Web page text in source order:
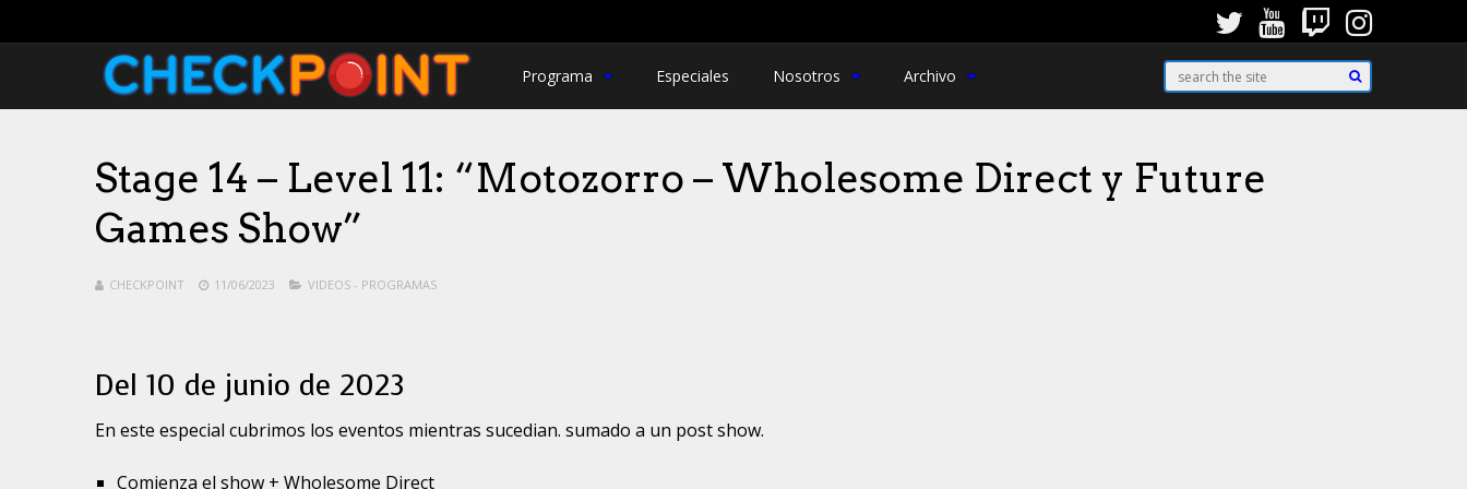
Programa Especiales Nosotros Archivo
Stage 14 – Level 11: “Motozorro – Wholesome Direct y Future
Games Show”
CHECKPOINT 11/06/2023 VIDEOS - PROGRAMAS
Del 10 de junio de 2023
En este especial cubrimos los eventos mientras sucedian. sumado a un post show.
Comienza el show + Wholesome Direct